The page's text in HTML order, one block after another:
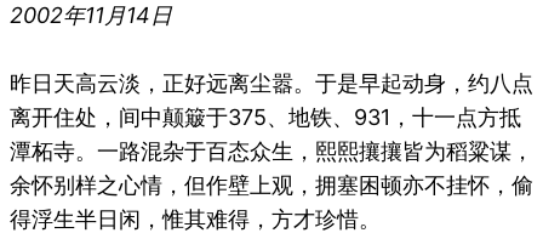
2002年11月14日
昨日天高云淡，正好远离尘嚣。于是早起动身，约八点
离开住处，间中颠簸于375、地铁、931，十一点方抵
潭柘寺。一路混杂于百态众生，熙熙攘攘皆为稻粱谋，
余怀别样之心情，但作壁上观，拥塞困顿亦不挂怀，偷
得浮生半日闲，惟其难得，方才珍惜。